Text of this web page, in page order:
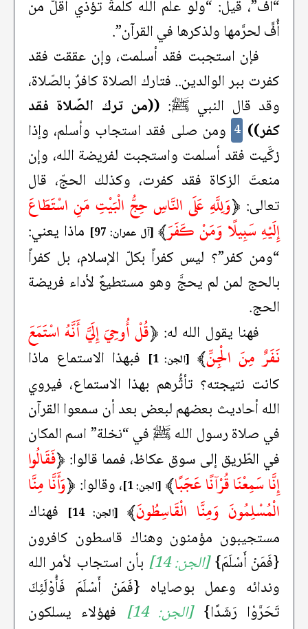
“أفّ”، قيل: “ولو علم الله كلمةً تؤذي أقلَّ من
أُفٍّ لحرَّمها ولذكرها في القرآن”.
فإن استجبت فقد أسلمت، وإن عققت فقد
كفرت ببر الوالدين.. فتارك الصلاة كافرٌ بالصّلاة،
وقد قال النبي ﷺ: ((من ترك الصّلاة فقد
كفر)) 4 ومن صلى فقد استجاب وأسلم، وإذا
زكَّيت فقد أسلمت واستجبت لفريضة الله، وإن
منعتَ الزكاة فقد كفرت، وكذلك الحجّ، قال
تعالى: ﴿وَلِلَّهِ عَلَى النَّاسِ حِجُّ الْبَيْتِ مَنِ اسْتَطَاعَ
إِلَيْهِ سَبِيلًا وَمَنْ كَفَرَ﴾ [آل عمران: 97]
ماذا يعني:
“ومن كفر”؟ ليس كفراً بكلّ الإسلام، بل كفراً
بالحج لمن لم يحجَّ وهو مستطيعٌ لأداء فريضة
الحج.
فهنا يقول الله له: ﴿قُلْ أُوحِيَ إِلَيَّ أَنَّهُ اسْتَمَعَ
نَفَرٌ مِنَ الْجِنِّ﴾ [الجن: 1]
فبهذا الاستماع ماذا
كانت نتيجته؟ تأثُّرهم بهذا الاستماع، فيروي
الله أحاديث بعضهم لبعض بعد أن سمعوا القرآن
في صلاة رسول الله ﷺ في “نخلة” اسم المكان
في الطّريق إلى سوق عكاظ، فمما قالوا: ﴿فَقَالُوا
إِنَّا سَمِعْنَا قُرْآنًا عَجَبًا﴾ [الجن: 1] ، وقالوا: ﴿وَأَنَّا مِنَّا
الْمُسْلِمُونَ وَمِنَّا الْقَاسِطُونَ﴾ [الجن: 14]
فهناك
مستجيبون مؤمنون وهناك قاسطون كافرون
{فَمَنْ أَسْلَمَ}[الجن: 14]
بأن استجاب لأمر الله
وندائه وعمل بوصاياه {فَمَنْ أَسْلَمَ فَأُوْلَئِكَ
تَحَرَّوْا رَشَدًا}[الجن: 14]
فهؤلاء يسلكون